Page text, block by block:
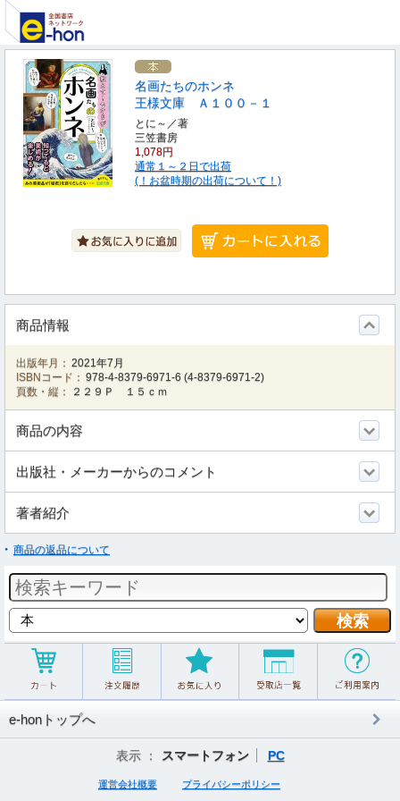
名画たちのホンネ
王様文庫 Ａ１００－１
とに～／著
三笠書房
1,078円
通常１～２日で出荷
(！お盆時期の出荷について！)
商品情報
出版年月： 2021年7月
ISBNコード： 978-4-8379-6971-6 (4-8379-6971-2)
頁数・縦：
２２９Ｐ １５ｃｍ
商品の内容
出版社・メーカーからのコメント
著者紹介
商品の返品について
e-honトップへ
表示 ： スマートフォン PC
運営会社概要 プライバシーポリシー